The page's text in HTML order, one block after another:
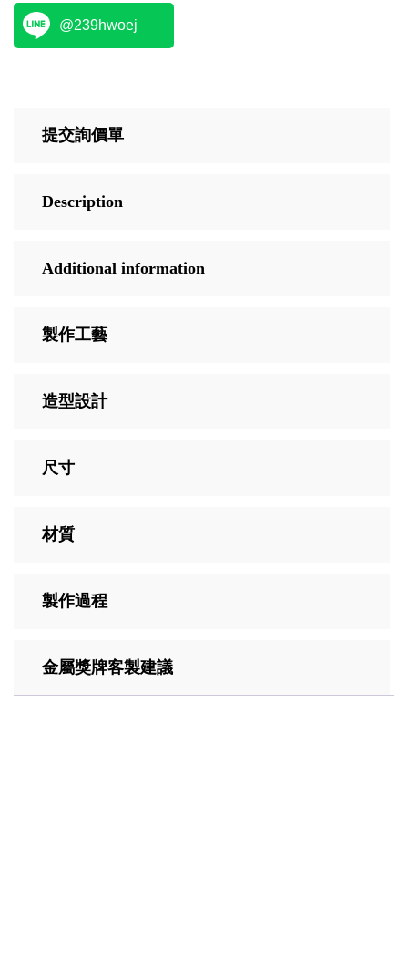
@239hwoej
提交詢價單
Description
Additional information
製作工藝
造型設計
尺寸
材質
製作過程
金屬獎牌客製建議